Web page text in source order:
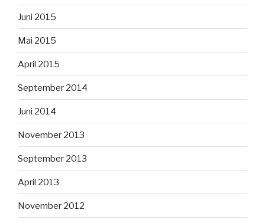
Juni 2015
Mai 2015
April 2015
September 2014
Juni 2014
November 2013
September 2013
April 2013
November 2012